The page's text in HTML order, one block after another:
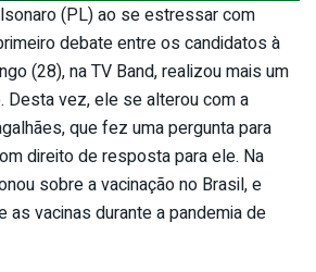
(PL) ao se estressar com
debate entre os candidatos à
(28), na TV Band, realizou mais um
Desta vez, ele se alterou com a
que fez uma pergunta para
direito de resposta para ele. Na
sobre a vacinação no Brasil, e
vacinas durante a pandemia de